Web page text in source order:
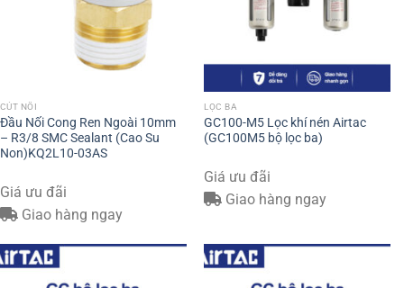
CÚT NỐI
Đầu Nối Cong Ren Ngoài 10mm
– R3/8 SMC Sealant (Cao Su
Non)KQ2L10-03AS
Giá ưu đãi
Giao hàng ngay
LỌC BA
GC100-M5 Lọc khí nén Airtac
(GC100M5 bộ lọc ba)
Giá ưu đãi
Giao hàng ngay